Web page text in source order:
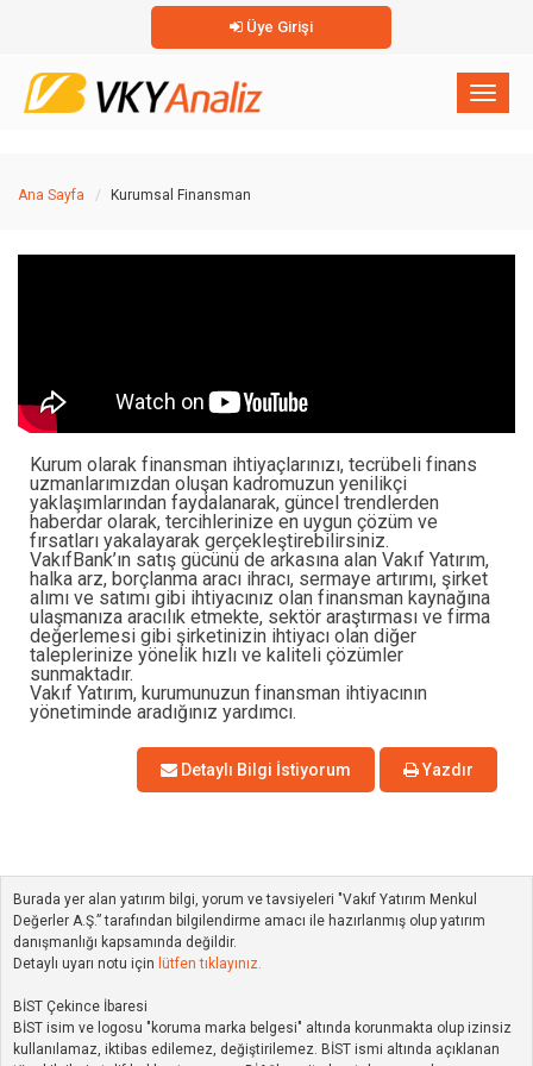
Üye Girişi
×
Ana Sayfa Kurumsal Finansman
Kurum olarak finansman ihtiyaçlarınızı, tecrübeli finans
uzmanlarımızdan oluşan kadromuzun yenilikçi
yaklaşımlarından faydalanarak, güncel trendlerden
haberdar olarak, tercihlerinize en uygun çözüm ve
fırsatları yakalayarak gerçekleştirebilirsiniz.
VakıfBank’ın satış gücünü de arkasına alan Vakıf Yatırım,
halka arz, borçlanma aracı ihracı, sermaye artırımı, şirket
alımı ve satımı gibi ihtiyacınız olan finansman kaynağına
ulaşmanıza aracılık etmekte, sektör araştırması ve firma
değerlemesi gibi şirketinizin ihtiyacı olan diğer
taleplerinize yönelik hızlı ve kaliteli çözümler
sunmaktadır.
Vakıf Yatırım, kurumunuzun finansman ihtiyacının
yönetiminde aradığınız yardımcı.
Detaylı Bilgi İstiyorum Yazdır
Burada yer alan yatırım bilgi, yorum ve tavsiyeleri "Vakıf Yatırım Menkul
Değerler A.Ş.” tarafından bilgilendirme amacı ile hazırlanmış olup yatırım
danışmanlığı kapsamında değildir.
Detaylı uyarı notu için lütfen tıklayınız.
BİST Çekince İbaresi
BİST isim ve logosu "koruma marka belgesi" altında korunmakta olup izinsiz
kullanılamaz, iktibas edilemez, değiştirilemez. BİST ismi altında açıklanan